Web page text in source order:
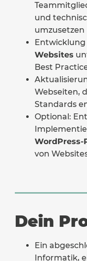
und
umzusetzen
Entwicklung
Websites
Best
Webseiten,
Standards
Optional:
WordPress-
von
Dein
Ein
Informatik,